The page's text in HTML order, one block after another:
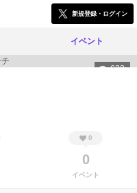
新規登録・ログイン
イベント
622
0
0
イベント